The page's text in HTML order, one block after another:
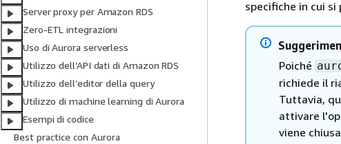
Server proxy per Amazon RDS
Zero-ETL integrazioni
Uso di Aurora serverless
Utilizzo dell’API dati di Amazon RDS
Utilizzo dell’editor della query
Utilizzo di machine learning di Aurora
Esempi di codice
Best practice con Aurora
specifiche in cui
Poiché
richiede il
Tuttavia,
attivare
viene